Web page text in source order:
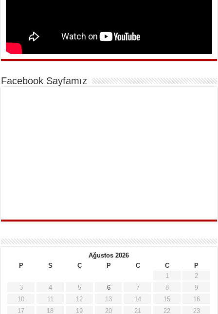
Facebook Sayfamız
Ağustos 2026
P
S Ç P C C
P
1
2
3
4 5 6 7 8
9
10
11 12 13 14 15
16
17
18 19 20 21 22 23